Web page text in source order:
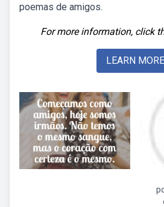
poemas de amigos.
For more information, click
LEARN MORE